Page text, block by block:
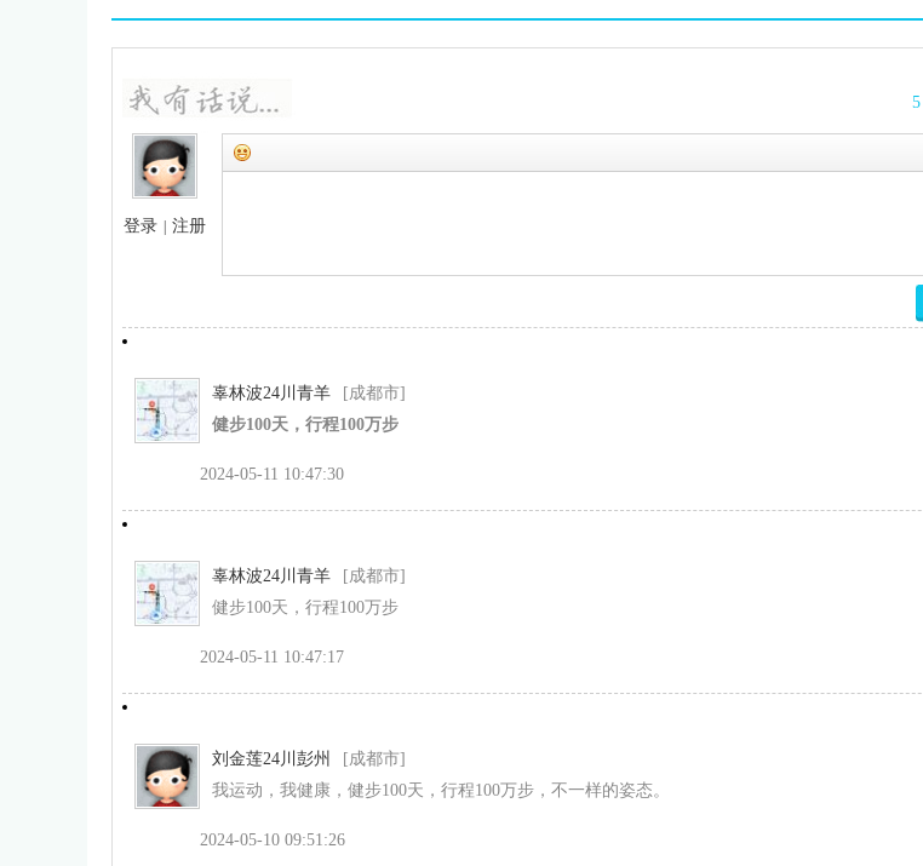
5
登录 注册
辜林波24川青羊
[成都市]
健步100天，行程100万步
2024-05-11 10:47:30
辜林波24川青羊
[成都市]
健步100天，行程100万步
2024-05-11 10:47:17
刘金莲24川彭州
[成都市]
我运动，我健康，健步100天，行程100万步，不一样的姿态。
2024-05-10 09:51:26